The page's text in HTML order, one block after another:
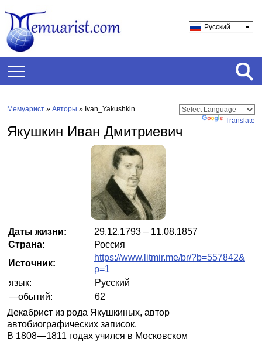
Русский
Мемуарист » Авторы » Ivan_Yakushkin
Translate
Якушкин Иван Дмитриевич
Даты жизни:
29.12.1793 – 11.08.1857
Страна:
Россия
Источник:
https://www.litmir.me/br/?b=557842&
p=1
язык:
Русский
—обытий:
62
Декабрист из рода Якушкиных, автор
автобиографических записок.
В 1808—1811 годах учился в Московском